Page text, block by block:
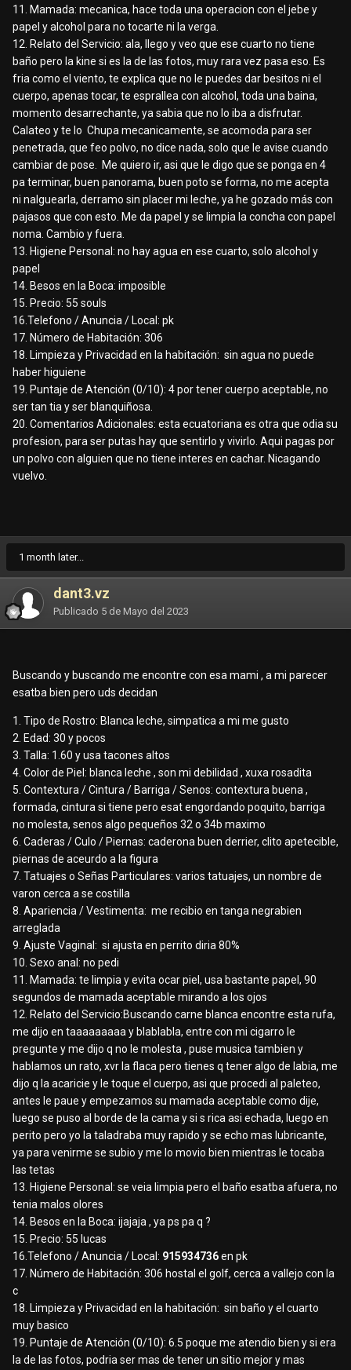
11. Mamada: mecanica, hace toda una operacion con el jebe y
papel y alcohol para no tocarte ni la verga.
12. Relato del Servicio: ala, llego y veo que ese cuarto no tiene
baño pero la kine si es la de las fotos, muy rara vez pasa eso. Es
fria como el viento, te explica que no le puedes dar besitos ni el
cuerpo, apenas tocar, te esprallea con alcohol, toda una baina,
momento desarrechante, ya sabia que no lo iba a disfrutar.
Calateo y te lo Chupa mecanicamente, se acomoda para ser
penetrada, que feo polvo, no dice nada, solo que le avise cuando
cambiar de pose. Me quiero ir, asi que le digo que se ponga en 4
pa terminar, buen panorama, buen poto se forma, no me acepta
ni nalguearla, derramo sin placer mi leche, ya he gozado más con
pajasos que con esto. Me da papel y se limpia la concha con papel
noma. Cambio y fuera.
13. Higiene Personal: no hay agua en ese cuarto, solo alcohol y
papel
14. Besos en la Boca: imposible
15. Precio: 55 souls
16.Telefono / Anuncia / Local: pk
17. Número de Habitación: 306
18. Limpieza y Privacidad en la habitación: sin agua no puede
haber higuiene
19. Puntaje de Atención (0/10): 4 por tener cuerpo aceptable, no
ser tan tia y ser blanquiñosa.
20. Comentarios Adicionales: esta ecuatoriana es otra que odia su
profesion, para ser putas hay que sentirlo y vivirlo. Aqui pagas por
un polvo con alguien que no tiene interes en cachar. Nicagando
vuelvo.
1 month later...
dant3.vz
Publicado 5 de Mayo del 2023
Buscando y buscando me encontre con esa mami , a mi parecer
esatba bien pero uds decidan
1. Tipo de Rostro: Blanca leche, simpatica a mi me gusto
2. Edad: 30 y pocos
3. Talla: 1.60 y usa tacones altos
4. Color de Piel: blanca leche , son mi debilidad , xuxa rosadita
5. Contextura / Cintura / Barriga / Senos: contextura buena ,
formada, cintura si tiene pero esat engordando poquito, barriga
no molesta, senos algo pequeños 32 o 34b maximo
6. Caderas / Culo / Piernas: caderona buen derrier, clito apetecible,
piernas de aceurdo a la figura
7. Tatuajes o Señas Particulares: varios tatuajes, un nombre de
varon cerca a se costilla
8. Apariencia / Vestimenta: me recibio en tanga negrabien
arreglada
9. Ajuste Vaginal: si ajusta en perrito diria 80%
10. Sexo anal: no pedi
11. Mamada: te limpia y evita ocar piel, usa bastante papel, 90
segundos de mamada aceptable mirando a los ojos
12. Relato del Servicio:Buscando carne blanca encontre esta rufa,
me dijo en taaaaaaaaa y blablabla, entre con mi cigarro le
pregunte y me dijo q no le molesta , puse musica tambien y
hablamos un rato, xvr la flaca pero tienes q tener algo de labia, me
dijo q la acaricie y le toque el cuerpo, asi que procedi al paleteo,
antes le paue y empezamos su mamada aceptable como dije,
luego se puso al borde de la cama y si s rica asi echada, luego en
perito pero yo la taladraba muy rapido y se echo mas lubricante,
ya para venirme se subio y me lo movio bien mientras le tocaba
las tetas
13. Higiene Personal: se veia limpia pero el baño esatba afuera, no
tenia malos olores
14. Besos en la Boca: ijajaja , ya ps pa q ?
15. Precio: 55 lucas
16.Telefono / Anuncia / Local: 915934736en pk
17. Número de Habitación: 306 hostal el golf, cerca a vallejo con la
c
18. Limpieza y Privacidad en la habitación: sin baño y el cuarto
muy basico
19. Puntaje de Atención (0/10): 6.5 poque me atendio bien y si era
la de las fotos, podria ser mas de tener un sitio mejor y mas